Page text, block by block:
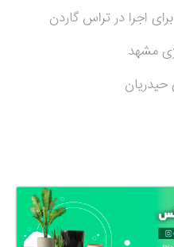
اجرا در تراس گاردن
مشهد
حیدریان